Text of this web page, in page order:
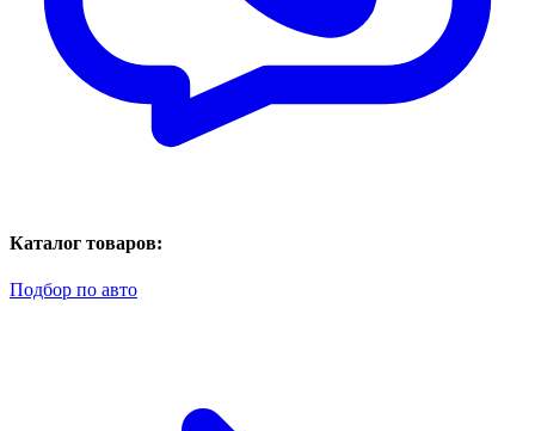
Каталог товаров:
Подбор по авто